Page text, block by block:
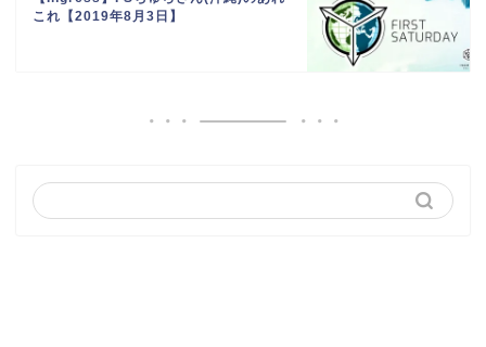
これ【2019年8月3日】